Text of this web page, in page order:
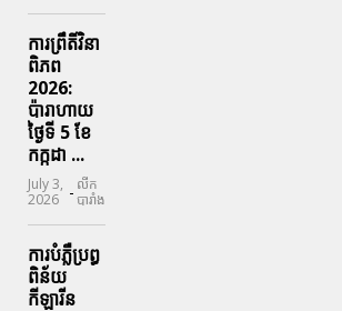
ការព្រឹតិ៍វិនា
ពិភព
2026:
ប៉ារាហាយ
ថ្ងៃទី 5 ខែ
កក្កដា ...
July 3,
2026 - លីក
បារាំង
ការបំភ្លឺប្រព្ធ​
ពិន័យ​
កីឡារីន​